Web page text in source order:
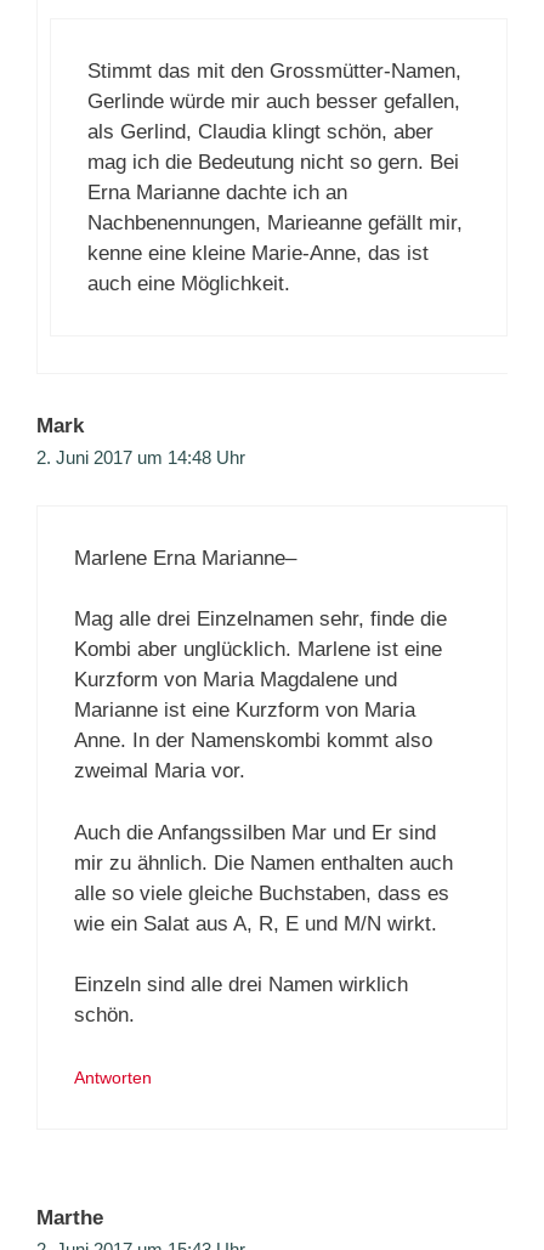
Stimmt das mit den Grossmütter-Namen,
Gerlinde würde mir auch besser gefallen,
als Gerlind, Claudia klingt schön, aber
mag ich die Bedeutung nicht so gern. Bei
Erna Marianne dachte ich an
Nachbenennungen, Marieanne gefällt mir,
kenne eine kleine Marie-Anne, das ist
auch eine Möglichkeit.
Mark
2. Juni 2017 um 14:48 Uhr
Marlene Erna Marianne–
Mag alle drei Einzelnamen sehr, finde die
Kombi aber unglücklich. Marlene ist eine
Kurzform von Maria Magdalene und
Marianne ist eine Kurzform von Maria
Anne. In der Namenskombi kommt also
zweimal Maria vor.
Auch die Anfangssilben Mar und Er sind
mir zu ähnlich. Die Namen enthalten auch
alle so viele gleiche Buchstaben, dass es
wie ein Salat aus A, R, E und M/N wirkt.
Einzeln sind alle drei Namen wirklich
schön.
Antworten
Marthe